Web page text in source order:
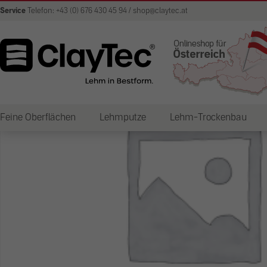
Service Telefon: +43 (0) 676 430 45 94 / shop@claytec.at
Feine Oberflächen Lehmputze Lehm-Trockenbau